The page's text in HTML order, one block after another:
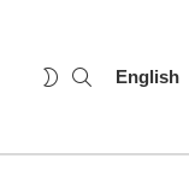
English
SEARCH